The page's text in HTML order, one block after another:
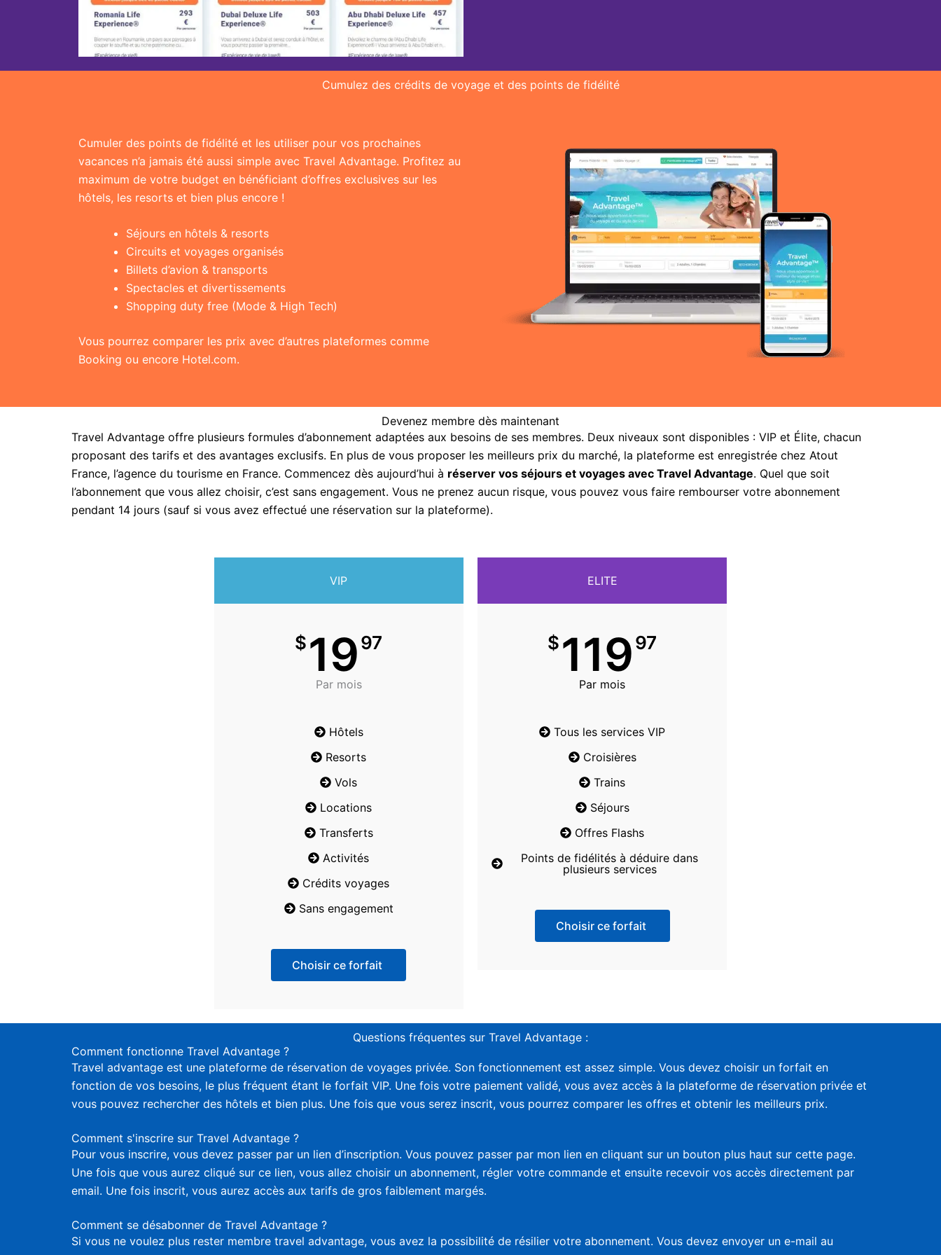
Cumulez des crédits de voyage et des points de fidélité
Cumuler des points de fidélité et les utiliser pour vos prochaines
vacances n’a jamais été aussi simple avec Travel Advantage. Profitez au
maximum de votre budget en bénéficiant d’offres exclusives sur les
hôtels, les resorts et bien plus encore !
Séjours en hôtels & resorts
Circuits et voyages organisés
Billets d’avion & transports
Spectacles et divertissements
Shopping duty free (Mode & High Tech)
Vous pourrez comparer les prix avec d’autres plateformes comme
Booking ou encore Hotel.com.
Devenez membre dès maintenant
Travel Advantage offre plusieurs formules d’abonnement adaptées aux besoins de ses membres. Deux niveaux sont disponibles : VIP et Élite, chacun
proposant des tarifs et des avantages exclusifs. En plus de vous proposer les meilleurs prix du marché, la plateforme est enregistrée chez Atout
France, l’agence du tourisme en France. Commencez dès aujourd’hui à réserver vos séjours et voyages avec Travel Advantage. Quel que soit
l’abonnement que vous allez choisir, c’est sans engagement. Vous ne prenez aucun risque, vous pouvez vous faire rembourser votre abonnement
pendant 14 jours (sauf si vous avez effectué une réservation sur la plateforme).
VIP
$1997
Par mois
Hôtels
Resorts
Vols
Locations
Transferts
Activités
Crédits voyages
Sans engagement
Choisir ce forfait
ELITE
$11997
Par mois
Tous les services VIP
Croisières
Trains
Séjours
Offres Flashs
Points de fidélités à déduire dans
plusieurs services
Choisir ce forfait
Questions fréquentes sur Travel Advantage :
Comment fonctionne Travel Advantage ?
Travel advantage est une plateforme de réservation de voyages privée. Son fonctionnement est assez simple. Vous devez choisir un forfait en
fonction de vos besoins, le plus fréquent étant le forfait VIP. Une fois votre paiement validé, vous avez accès à la plateforme de réservation privée et
vous pouvez rechercher des hôtels et bien plus. Une fois que vous serez inscrit, vous pourrez comparer les offres et obtenir les meilleurs prix.
Comment s'inscrire sur Travel Advantage ?
Pour vous inscrire, vous devez passer par un lien d’inscription. Vous pouvez passer par mon lien en cliquant sur un bouton plus haut sur cette page.
Une fois que vous aurez cliqué sur ce lien, vous allez choisir un abonnement, régler votre commande et ensuite recevoir vos accès directement par
email. Une fois inscrit, vous aurez accès aux tarifs de gros faiblement margés.
Comment se désabonner de Travel Advantage ?
Si vous ne voulez plus rester membre travel advantage, vous avez la possibilité de résilier votre abonnement. Vous devez envoyer un e-mail au